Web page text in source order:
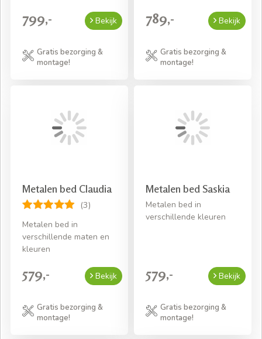
799,- Bekijk
Gratis bezorging &
montage!
789,- Bekijk
Gratis bezorging &
montage!
Metalen bed Claudia
(3)
Metalen bed in
verschillende maten en
kleuren
579,- Bekijk
Gratis bezorging &
montage!
Metalen bed Saskia
Metalen bed in
verschillende kleuren
579,- Bekijk
Gratis bezorging &
montage!